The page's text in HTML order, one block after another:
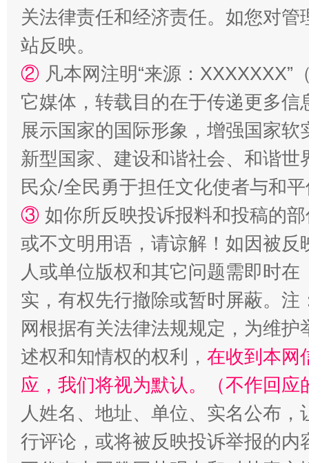
站台名比不上好声名
漫山遍野的桃花与雪山、麦地、白藏房 除
关法律责任和经济责任。如您对
站反映。
② 凡本网注明“来源：
它媒体，转载目的在于传递更多
展示国家的国际形象，增强国家
新型国家、建设和谐社会、和谐
民众/全民勇于担任文化使者与和
③ 如你所反映投诉报料和投稿的
或不文明用语，请谅解！如因被
人或单位版权和其它问题需即时在
实，有权先行撤除或暂时屏蔽。
网根据有关法律法规规定，为维
述权和知情权的权利， 在收到本网
应，我们将视为默认。（不作回应
人姓名、地址、单位、实名公布
行评论，或将被反映投诉举报的